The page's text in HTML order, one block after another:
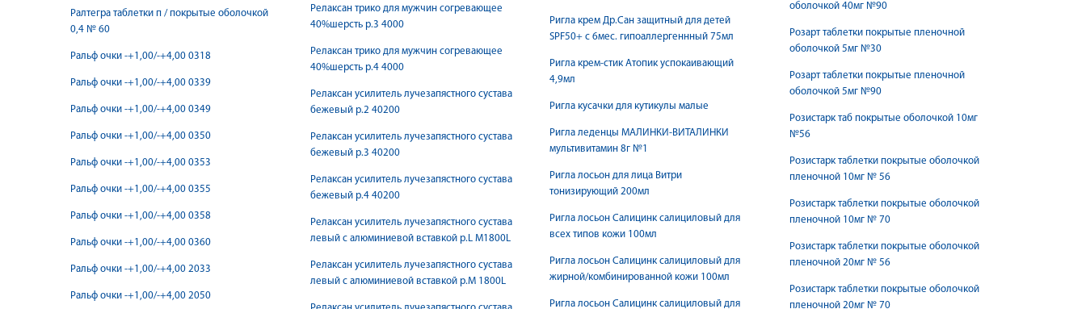
Ралтегра таблетки п / покрытые оболочкой
0,4 № 60
Ральф очки -+1,00/-+4,00 0318
Ральф очки -+1,00/-+4,00 0339
Ральф очки -+1,00/-+4,00 0349
Ральф очки -+1,00/-+4,00 0350
Ральф очки -+1,00/-+4,00 0353
Ральф очки -+1,00/-+4,00 0355
Ральф очки -+1,00/-+4,00 0358
Ральф очки -+1,00/-+4,00 0360
Ральф очки -+1,00/-+4,00 2033
Ральф очки -+1,00/-+4,00 2050
Релаксан трико для мужчин согревающее
40%шерсть р.3 4000
Релаксан трико для мужчин согревающее
40%шерсть р.4 4000
Релаксан усилитель лучезапястного сустава
бежевый р.2 40200
Релаксан усилитель лучезапястного сустава
бежевый р.3 40200
Релаксан усилитель лучезапястного сустава
бежевый р.4 40200
Релаксан усилитель лучезапястного сустава
левый с алюминиевой вставкой р.L M1800L
Релаксан усилитель лучезапястного сустава
левый с алюминиевой вставкой р.M 1800L
Ригла крем Др.Сан защитный для детей
SPF50+ с 6мес. гипоаллергеннный 75мл
Ригла крем-стик Атопик успокаивающий
4,9мл
Ригла кусачки для кутикулы малые
Ригла леденцы МАЛИНКИ-ВИTAЛИНКИ
мультивитамин 8г №1
Ригла лосьон для лица Витри
тонизирующий 200мл
Ригла лосьон Салицинк салициловый для
всех типов кожи 100мл
Ригла лосьон Салицинк салициловый для
жирной/комбинированной кожи 100мл
Ригла лосьон Салицинк салициловый для
оболочкой 40мг №90
Розарт таблетки покрытые пленочной
оболочкой 5мг №30
Розарт таблетки покрытые пленочной
оболочкой 5мг №90
Розистарк таб покрытые оболочкой 10мг
№56
Розистарк таблетки покрытые оболочкой
пленочной 10мг № 56
Розистарк таблетки покрытые оболочкой
пленочной 10мг № 70
Розистарк таблетки покрытые оболочкой
пленочной 20мг № 56
Розистарк таблетки покрытые оболочкой
пленочной 20мг № 70